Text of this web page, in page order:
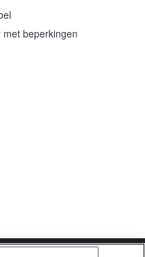
beperkingen